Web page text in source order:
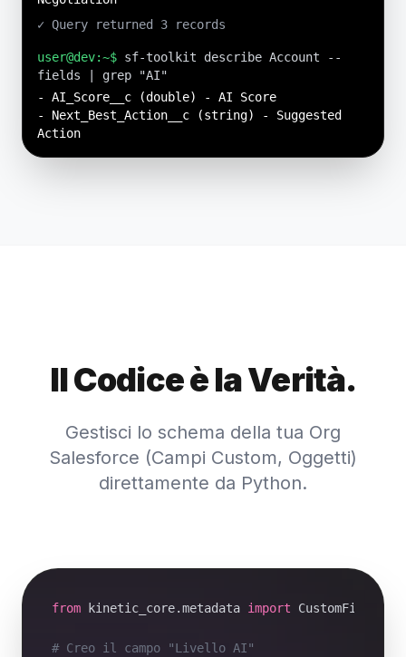
✓ Query returned 3 records
user@dev:~$ sf-toolkit describe Account --
fields | grep "AI"
- AI_Score__c (double) - AI Score
- Next_Best_Action__c (string) - Suggested
Action
Il Codice è la Verità.
Gestisci lo schema della tua Org
Salesforce (Campi Custom, Oggetti)
direttamente da Python.
from kinetic_core.metadata import CustomField
# Creo il campo "Livello AI"